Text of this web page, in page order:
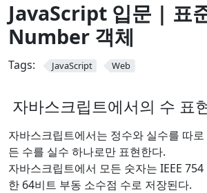
JavaScript 입문 | 표
Number 객체
Tags: JavaScript Web
자바스크립트에서의 수 표
자바스크립트에서는 정수와 실수를 따
든 수를 실수 하나로만 표현한다.
자바스크립트에서 모든 숫자는 IEEE
한 64비트 부동 소수점 수로 저장된다.